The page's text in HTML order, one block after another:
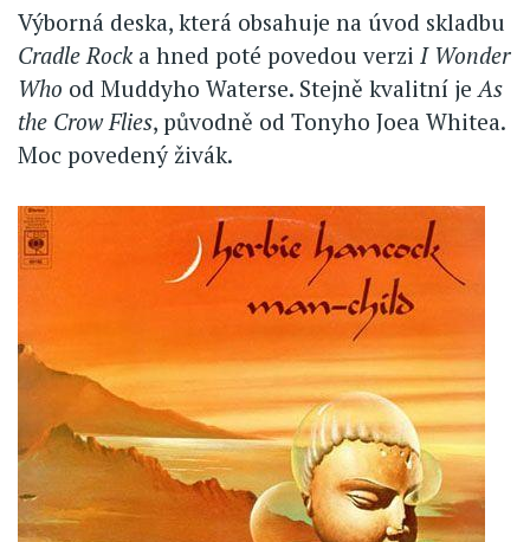
Výborná deska, která obsahuje na úvod skladbu
Cradle Rock a hned poté povedou verzi I Wonder
Who od Muddyho Waterse. Stejně kvalitní je As
the Crow Flies, původně od Tonyho Joea Whitea.
Moc povedený živák.